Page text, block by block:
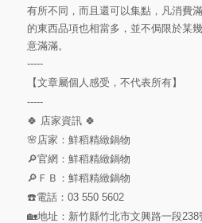
有所不同，而且還可以集點，凡消費
的東西品項也相當多，並不侷限於某
意滿滿。
-----
【文章屬個人感受，不代表所有】
-----
🍀 店家資訊 🍀
🌸店家：鮮稻精緻鍋物
🔎官網：鮮稻精緻鍋物
🔎ＦＢ：鮮稻精緻鍋物
☎️電話：03 550 5602
🏡地址：新竹縣竹北市文興路一段238